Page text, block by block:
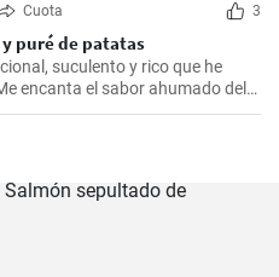
Cuota 3
puré de patatas
suculento y rico que he
encanta el sabor ahumado del
ácido y el cremoso puré de
en los días más fríos.